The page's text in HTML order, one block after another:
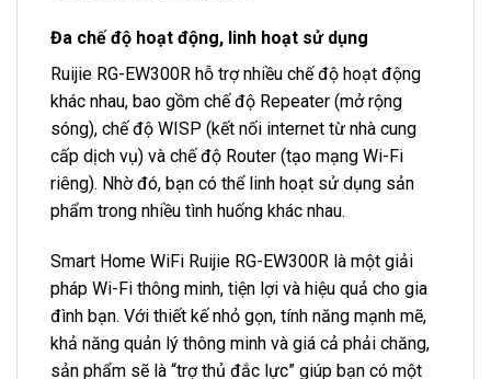
Đa chế độ hoạt động, linh hoạt sử dụng
Ruijie RG-EW300R hỗ trợ nhiều chế độ hoạt động
khác nhau, bao gồm chế độ Repeater (mở rộng
sóng), chế độ WISP (kết nối internet từ nhà cung
cấp dịch vụ) và chế độ Router (tạo mạng Wi-Fi
riêng). Nhờ đó, bạn có thể linh hoạt sử dụng sản
phẩm trong nhiều tình huống khác nhau.
Smart Home WiFi Ruijie RG-EW300R là một giải
pháp Wi-Fi thông minh, tiện lợi và hiệu quả cho gia
đình bạn. Với thiết kế nhỏ gọn, tính năng mạnh mẽ,
khả năng quản lý thông minh và giá cả phải chăng,
sản phẩm sẽ là “trợ thủ đắc lực” giúp bạn có một